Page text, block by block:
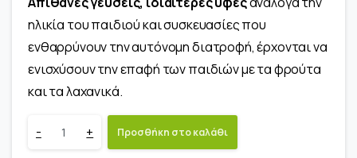
ηλικία του παιδιού και συσκευασίες που
ενθαρρύνουν την αυτόνομη διατροφή, έρχονται να
ενισχύσουν την επαφή των παιδιών με τα φρούτα
και τα λαχανικά.
Βιολογικό
- + Προσθήκη στο καλάθι